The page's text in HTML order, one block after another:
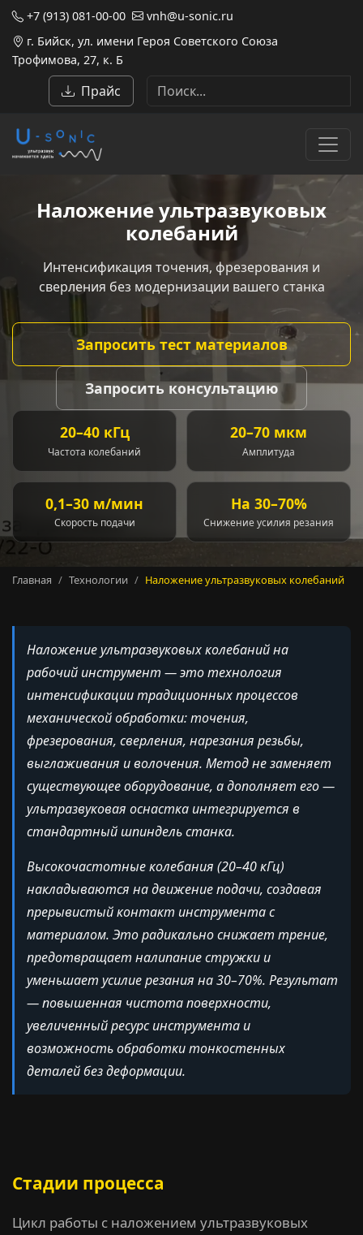
+7 (913) 081-00-00
vnh@u-sonic.ru
г. Бийск, ул. имени Героя Советского Союза
Трофимова, 27, к. Б
Прайс
Наложение ультразвуковых
колебаний
Интенсификация точения, фрезерования и
сверления без модернизации вашего станка
Запросить тест материалов
Запросить консультацию
20–40 кГц
Частота колебаний
20–70 мкм
Амплитуда
0,1–30 м/мин
Скорость подачи
На 30–70%
Снижение усилия резания
Главная Технологии Наложение ультразвуковых колебаний
Наложение ультразвуковых колебаний на
рабочий инструмент — это технология
интенсификации традиционных процессов
механической обработки: точения,
фрезерования, сверления, нарезания резьбы,
выглаживания и волочения. Метод не заменяет
существующее оборудование, а дополняет его —
ультразвуковая оснастка интегрируется в
стандартный шпиндель станка.
Высокочастотные колебания (20–40 кГц)
накладываются на движение подачи, создавая
прерывистый контакт инструмента с
материалом. Это радикально снижает трение,
предотвращает налипание стружки и
уменьшает усилие резания на 30–70%. Результат
— повышенная чистота поверхности,
увеличенный ресурс инструмента и
возможность обработки тонкостенных
деталей без деформации.
Стадии процесса
Цикл работы с наложением ультразвуковых